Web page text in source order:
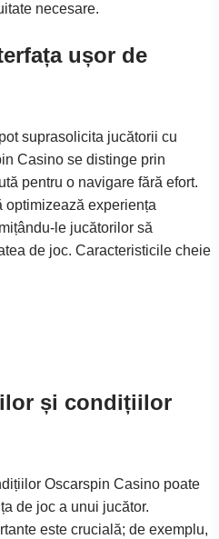
necesare.
ușor de
suprasolicita jucătorii cu
Casino se distinge prin
pentru o navigare fără efort.
experiența
le jucătorilor să
de joc. Caracteristicile cheie
și condițiilor
Oscarspin Casino poate
de joc a unui jucător.
este crucială; de exemplu,